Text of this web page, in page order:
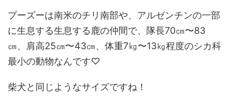
プーズーは南米のチリ南部や、アルゼンチンの一部
に生息する生息する鹿の仲間で、隊長70㎝〜83
㎝、肩高25㎝〜43㎝、体重7㎏〜13㎏程度のシカ科
最小の動物なんです♡
柴犬と同じようなサイズですね！